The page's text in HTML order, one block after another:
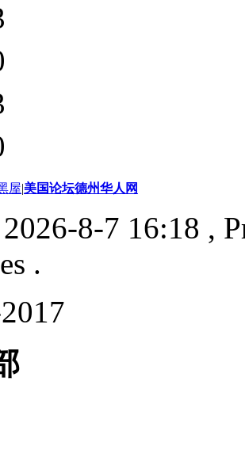
屋|美国论坛德州华人网
8-7 16:18 ,
.